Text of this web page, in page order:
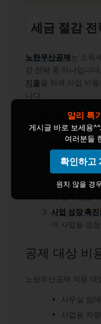
세금 절감
노란우산공제는 소득
감 전략 중 하나입니
지출을 하여 사업 비
니다.
노란우산
세금 절감:노
용을 줄여 소
자금 관리 개선
업자의 자금
사업 성장 촉진:
여 사업을 성
공제 대상 비
노란우산공제 적용 대
사무실 임
사업용 차
알리 특
게시글 바로 보세용
여러분들
확인하고
원치 않을 경